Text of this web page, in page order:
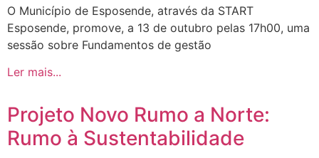
O Município de Esposende, através da START
Esposende, promove, a 13 de outubro pelas 17h00, uma
sessão sobre Fundamentos de gestão
Ler mais...
Projeto Novo Rumo a Norte:
Rumo à Sustentabilidade